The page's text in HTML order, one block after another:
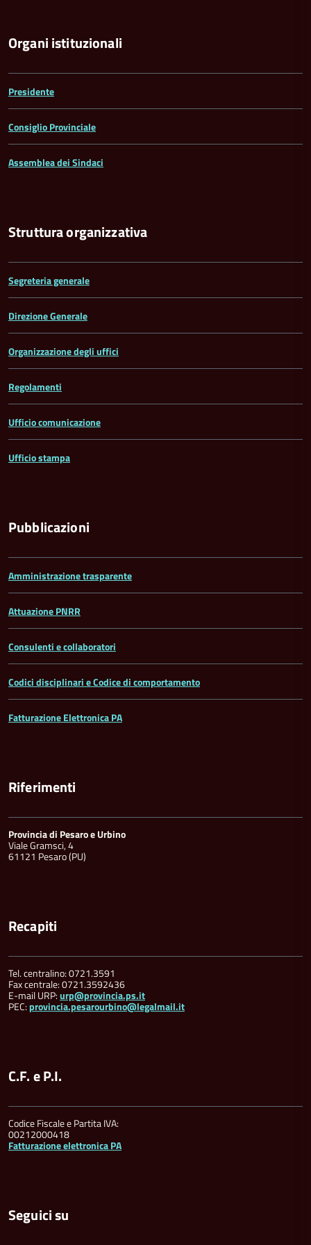
Organi istituzionali
Presidente
Consiglio Provinciale
Assemblea dei Sindaci
Struttura organizzativa
Segreteria generale
Direzione Generale
Organizzazione degli uffici
Regolamenti
Ufficio comunicazione
Ufficio stampa
Pubblicazioni
Amministrazione trasparente
Attuazione PNRR
Consulenti e collaboratori
Codici disciplinari e Codice di comportamento
Fatturazione Elettronica PA
Riferimenti
Provincia di Pesaro e Urbino
Viale Gramsci, 4
61121 Pesaro (PU)
Recapiti
Tel. centralino: 0721.3591
Fax centrale: 0721.3592436
E-mail URP:urp@provincia.ps.it
PEC:provincia.pesarourbino@legalmail.it
C.F. e P.I.
Codice Fiscale e Partita IVA:
00212000418
Fatturazione elettronica PA
Seguici su